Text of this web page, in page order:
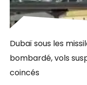
Dubaï sous les
bombardé, vols
coincés